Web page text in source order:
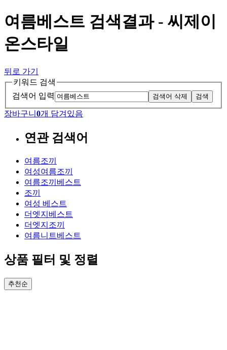
여름베스트 검색결과 - 씨제이
온스타일
뒤로 가기
키워드 검색
검색어 입력
검색어 삭제 검색
장바구니 0개 담겨있음
연관 검색어
여름조끼
여성여름조끼
여름조끼베스트
조끼
여성 베스트
더엣지베스트
더엣지조끼
여름니트베스트
상품 필터 및 정렬
추천순